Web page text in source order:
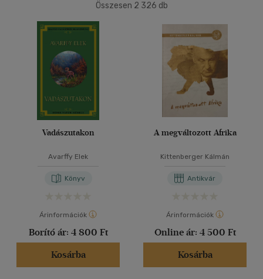
Korosztály szerint
(1)
10 - 14 év
Felnőtt(62)
Nyelv szerint
Magyar(64)
Angol(1)
Német(3)
Vélemény szerint
(2322)
Összesen 2 326 db
Vadászutakon
Avarffy Elek
Könyv
Árinformációk
Borító ár: 4 800 Ft
Kosárba
A megváltozott Afrika
Kittenberger Kálmán
Antikvár
Árinformációk
Online ár: 4 500 Ft
Kosárba